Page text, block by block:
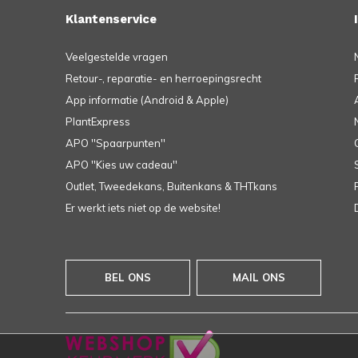
Klantenservice
Veelgestelde vragen
Retour-, reparatie- en herroepingsrecht
App informatie (Android & Apple)
PlantExpress
APO ''Spaarpunten''
APO ''Kies uw cadeau''
Outlet, Tweedekans, Buitenkans & THTkans
Er werkt iets niet op de website!
BEL ONS MAIL ONS